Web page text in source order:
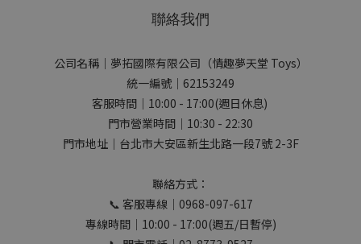
聯絡我們
公司名稱｜夢拓國際有限公司（情趣夢天堂 Toys）
統一編號｜62153249
客服時間｜10:00 - 17:00(週日休息)
門市營業時間｜10:30 - 22:30
門市地址｜台北市大安區新生北路一段7號 2-3F
聯絡方式：
📞 客服專線｜0968-097-617
專線時間｜10:00 - 17:00(週五/日暫停)